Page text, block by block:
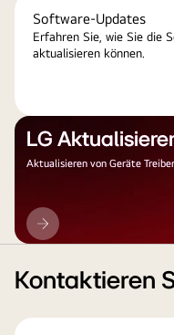
Software-Updates
Erfahren Sie, wie Sie die
aktualisieren können.
LG
Aktualisieren von Geräte
LG
Aktualisieren
Kontaktieren